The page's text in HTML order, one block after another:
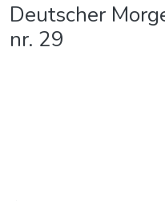
Deutscher
nr. 29